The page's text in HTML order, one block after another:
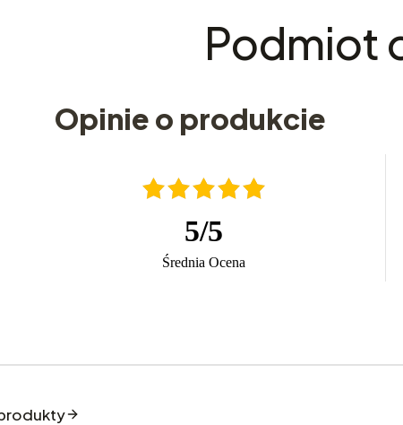
Podmiot
Opinie o produkcie
5/5
Średnia Ocena